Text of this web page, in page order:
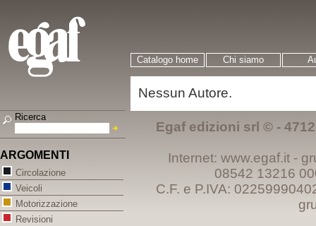
Catalogo home Chi siamo
Nessun Autore.
Egaf edizioni srl © -
Internet: www.egaf.it -
08542 13216
C.F. e P.IVA:
Ricerca
ARGOMENTI
Circolazione
Veicoli
Motorizzazione
Revisioni